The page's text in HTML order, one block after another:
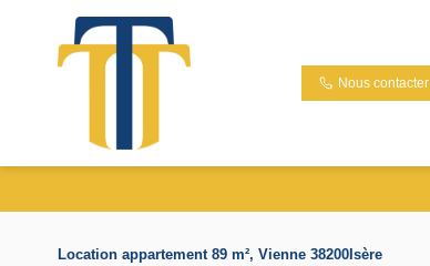
Nous contacter
Location appartement 89 m², Vienne 38200Isère